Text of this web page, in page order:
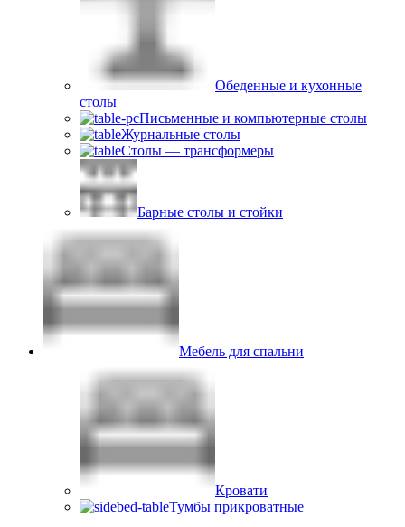
Обеденные и кухонные
столы
Письменные и компьютерные столы
Журнальные столы
Столы — трансформеры
Барные столы и стойки
Мебель для спальни
Кровати
Тумбы прикроватные